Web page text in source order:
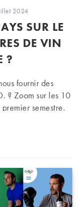
:
2024
SUR LE
DE VIN
?
fournir des
? Zoom sur les 10
semestre.
sur le podium… des